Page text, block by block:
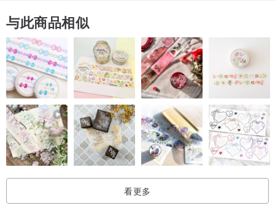
气。
◈古董饰品买家须知◈
■ 所谓的古董饰品是均是10年以上的旧物老件，如果发现饰品有使用
痕迹，皆为正常，因为老饰品就是会充满年代感！
■ 请勿以购买全新商品的标准看待老件，如果介意使用痕迹或是介意
其他人使用过，请购买全新商品
■ 老板拍照技术太好，稍微认真一点拍就会太美，所以如果担心实际
商品跟照片会有误差的话，可以私讯，老板会不打光然后用很烂的手
机拍给你，让你看清商品的真面目。
■老板很啰唆，所以会尽量把商品所有的现况都明确写在卖场当中，特
与此商品相似
看更多